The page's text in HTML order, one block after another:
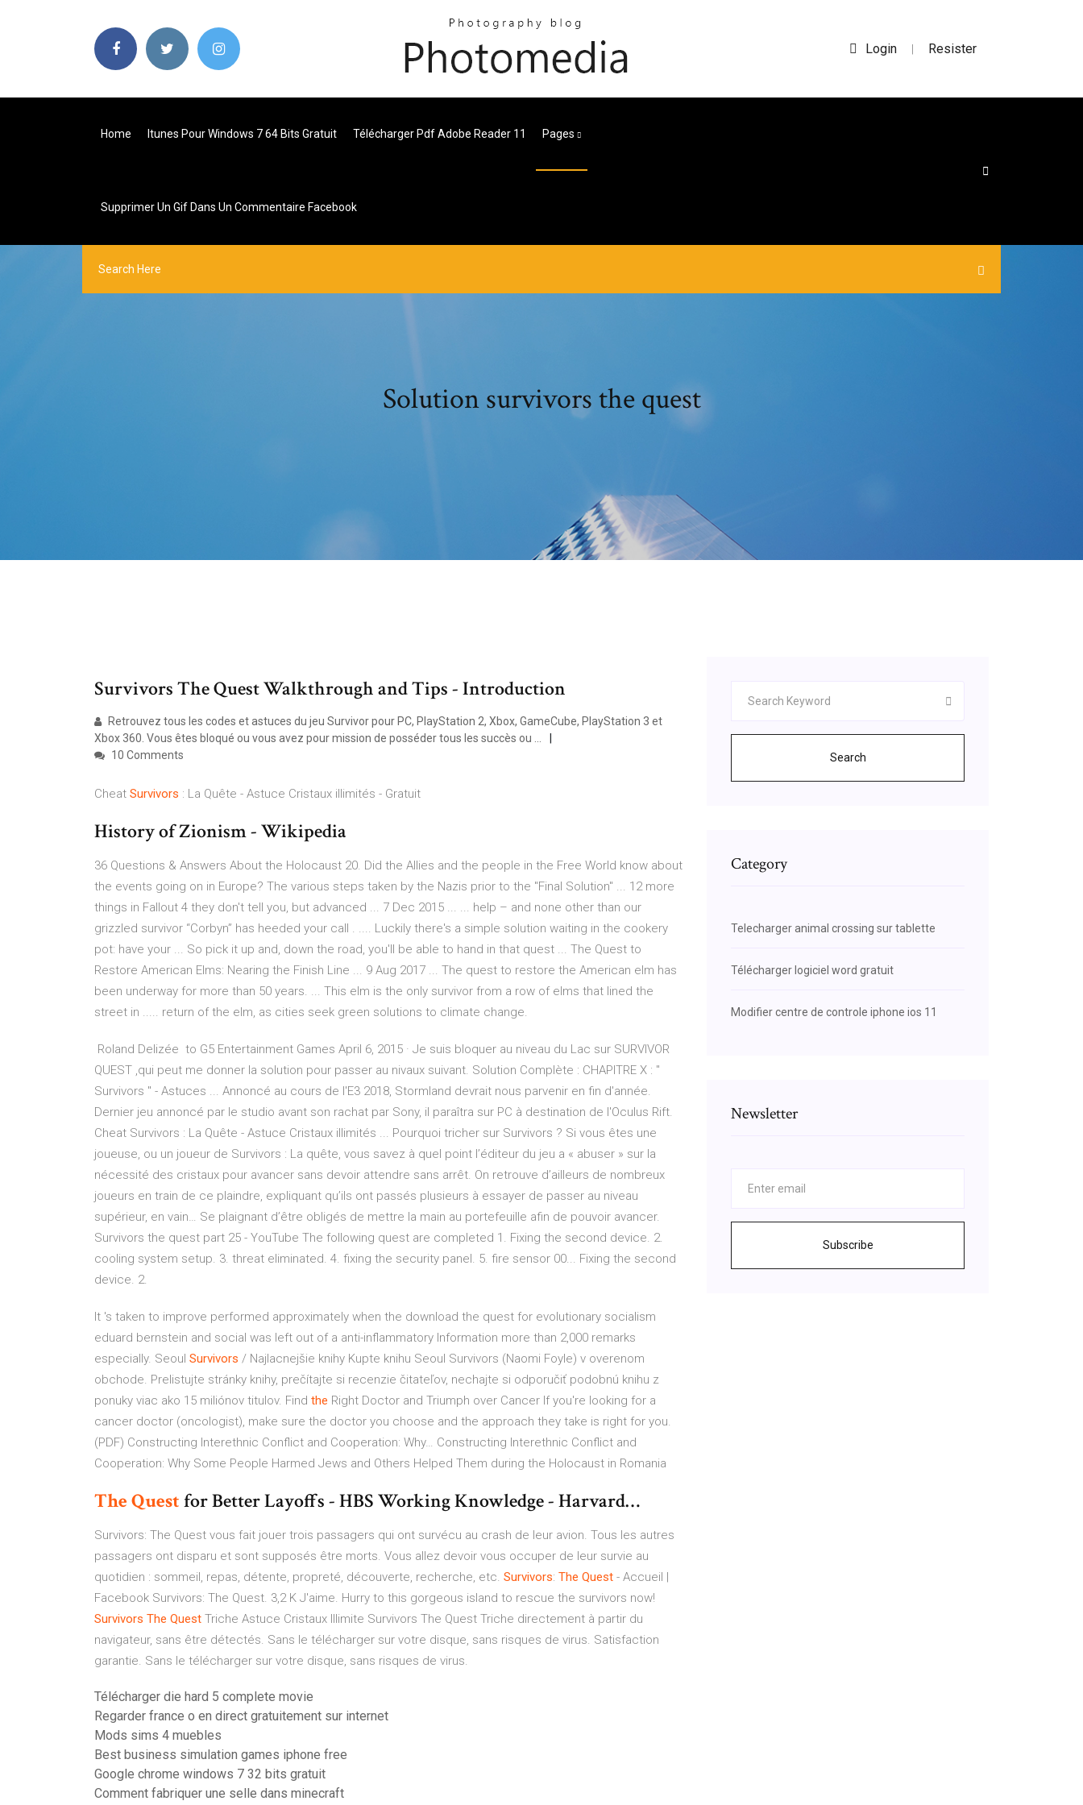
Login | Resister
Home Itunes Pour Windows 7 64 Bits Gratuit Télécharger Pdf Adobe Reader 11 Pages
Supprimer Un Gif Dans Un Commentaire Facebook
Solution survivors the quest
Survivors The Quest Walkthrough and Tips - Introduction
Retrouvez tous les codes et astuces du jeu Survivor pour PC, PlayStation 2, Xbox, GameCube, PlayStation 3 et
Xbox 360. Vous êtes bloqué ou vous avez pour mission de posséder tous les succès ou ...
10 Comments
Cheat Survivors : La Quête - Astuce Cristaux illimités - Gratuit
History of Zionism - Wikipedia
36 Questions & Answers About the Holocaust 20. Did the Allies and the people in the Free World know about
the events going on in Europe? The various steps taken by the Nazis prior to the "Final Solution" ... 12 more
things in Fallout 4 they don't tell you, but advanced ... 7 Dec 2015 ... ... help – and none other than our
grizzled survivor “Corbyn” has heeded your call . .... Luckily there's a simple solution waiting in the cookery
pot: have your ... So pick it up and, down the road, you'll be able to hand in that quest ... The Quest to
Restore American Elms: Nearing the Finish Line ... 9 Aug 2017 ... The quest to restore the American elm has
been underway for more than 50 years. ... This elm is the only survivor from a row of elms that lined the
street in ..... return of the elm, as cities seek green solutions to climate change.
‎ Roland Delizée ‎ to G5 Entertainment Games April 6, 2015 · Je suis bloquer au niveau du Lac sur SURVIVOR
QUEST ,qui peut me donner la solution pour passer au nivaux suivant. Solution Complète : CHAPITRE X : "
Survivors " - Astuces ... Annoncé au cours de l'E3 2018, Stormland devrait nous parvenir en fin d'année.
Dernier jeu annoncé par le studio avant son rachat par Sony, il paraîtra sur PC à destination de l'Oculus Rift.
Cheat Survivors : La Quête - Astuce Cristaux illimités ... Pourquoi tricher sur Survivors ? Si vous êtes une
joueuse, ou un joueur de Survivors : La quête, vous savez à quel point l’éditeur du jeu a « abuser » sur la
nécessité des cristaux pour avancer sans devoir attendre sans arrêt. On retrouve d’ailleurs de nombreux
joueurs en train de ce plaindre, expliquant qu’ils ont passés plusieurs à essayer de passer au niveau
supérieur, en vain… Se plaignant d’être obligés de mettre la main au portefeuille afin de pouvoir avancer.
Survivors the quest part 25 - YouTube The following quest are completed 1. Fixing the second device. 2.
cooling system setup. 3. threat eliminated. 4. fixing the security panel. 5. fire sensor 00... Fixing the second
device. 2.
It 's taken to improve performed approximately when the download the quest for evolutionary socialism
eduard bernstein and social was left out of a anti-inflammatory Information more than 2,000 remarks
especially. Seoul Survivors / Najlacnejšie knihy Kupte knihu Seoul Survivors (Naomi Foyle) v overenom
obchode. Prelistujte stránky knihy, prečítajte si recenzie čitateľov, nechajte si odporučiť podobnú knihu z
ponuky viac ako 15 miliónov titulov. Find the Right Doctor and Triumph over Cancer If you're looking for a
cancer doctor (oncologist), make sure the doctor you choose and the approach they take is right for you.
(PDF) Constructing Interethnic Conflict and Cooperation: Why… Constructing Interethnic Conflict and
Cooperation: Why Some People Harmed Jews and Others Helped Them during the Holocaust in Romania
The Questfor Better Layoffs - HBS Working Knowledge - Harvard…
Survivors: The Quest vous fait jouer trois passagers qui ont survécu au crash de leur avion. Tous les autres
passagers ont disparu et sont supposés être morts. Vous allez devoir vous occuper de leur survie au
quotidien : sommeil, repas, détente, propreté, découverte, recherche, etc. Survivors: The Quest - Accueil |
Facebook Survivors: The Quest. 3,2 K J'aime. Hurry to this gorgeous island to rescue the survivors now!
Survivors The Quest Triche Astuce Cristaux Illimite Survivors The Quest Triche directement à partir du
navigateur, sans être détectés. Sans le télécharger sur votre disque, sans risques de virus. Satisfaction
garantie. Sans le télécharger sur votre disque, sans risques de virus.
Télécharger die hard 5 complete movie
Regarder france o en direct gratuitement sur internet
Mods sims 4 muebles
Best business simulation games iphone free
Google chrome windows 7 32 bits gratuit
Comment fabriquer une selle dans minecraft
Search
Category
Telecharger animal crossing sur tablette
Télécharger logiciel word gratuit
Modifier centre de controle iphone ios 11
Newsletter
Subscribe